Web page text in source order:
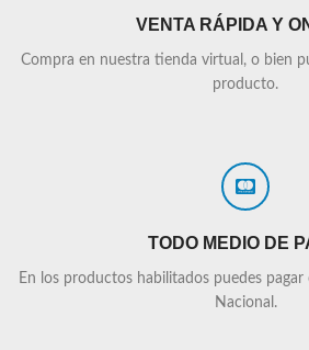
VENTA RÁPIDA Y
Compra en nuestra tienda virtual, o bien
producto.
TODO MEDIO DE
En los productos habilitados puedes
Nacional.